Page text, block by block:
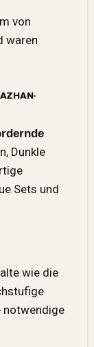
von
waren
Dunkle
Sets und
wie die
notwendige